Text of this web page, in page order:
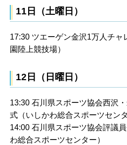
11日（土曜日）
17:30 ツエーゲン金沢1万人チャ
園陸上競技場）
12日（日曜日）
13:30 石川県スポーツ協会西沢
式（いしかわ総合スポーツセンタ
14:00 石川県スポーツ協会評議
わ総合スポーツセンター）